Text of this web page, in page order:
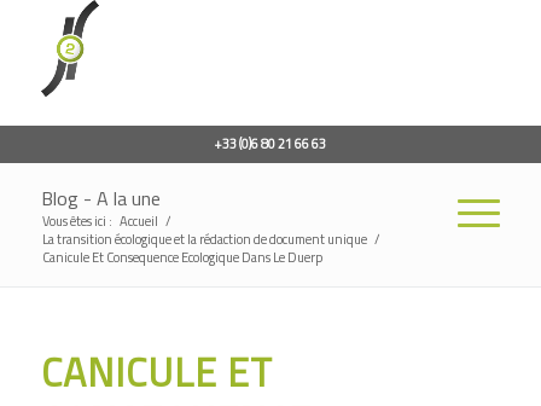
+33 (0)6 80 21 66 63
Blog - A la une
Vous êtes ici : Accueil /
La transition écologique et la rédaction de document unique /
Canicule Et Consequence Ecologique Dans Le Duerp
CANICULE ET